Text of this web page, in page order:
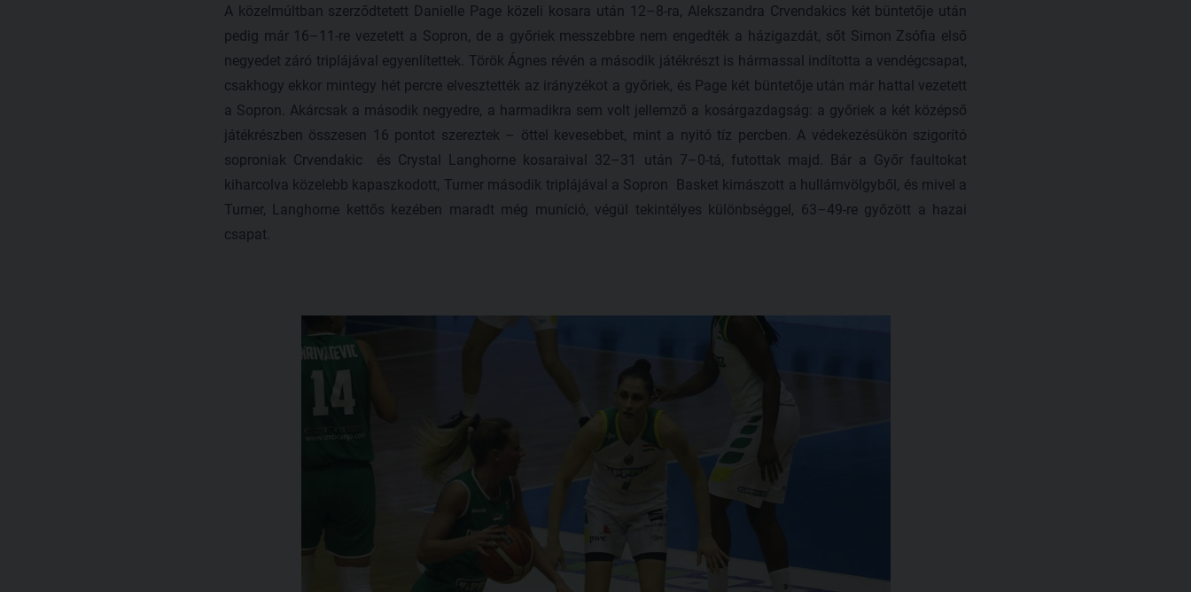
A közelmúltban szerződtetett Danielle Page közeli kosara után 12–8-ra, Alekszandra Crvendakics két büntetője után
pedig már 16–11-re vezetett a Sopron, de a győriek messzebbre nem engedték a házigazdát, sőt Simon Zsófia első
negyedet záró triplájával egyenlítettek. Török Ágnes révén a második játékrészt is hármassal indította a vendégcsapat,
csakhogy ekkor mintegy hét percre elvesztették az irányzékot a győriek, és Page két büntetője után már hattal vezetett
a Sopron. Akárcsak a második negyedre, a harmadikra sem volt jellemző a kosárgazdagság: a győriek a két középső
játékrészben összesen 16 pontot szereztek – öttel kevesebbet, mint a nyitó tíz percben. A védekezésükön szigorító
soproniak Crvendakic és Crystal Langhorne kosaraival 32–31 után 7–0-tá, futottak majd. Bár a Győr faultokat
kiharcolva közelebb kapaszkodott, Turner második triplájával a Sopron Basket kimászott a hullámvölgyből, és mivel a
Turner, Langhorne kettős kezében maradt még muníció, végül tekintélyes különbséggel, 63–49-re győzött a hazai
csapat.